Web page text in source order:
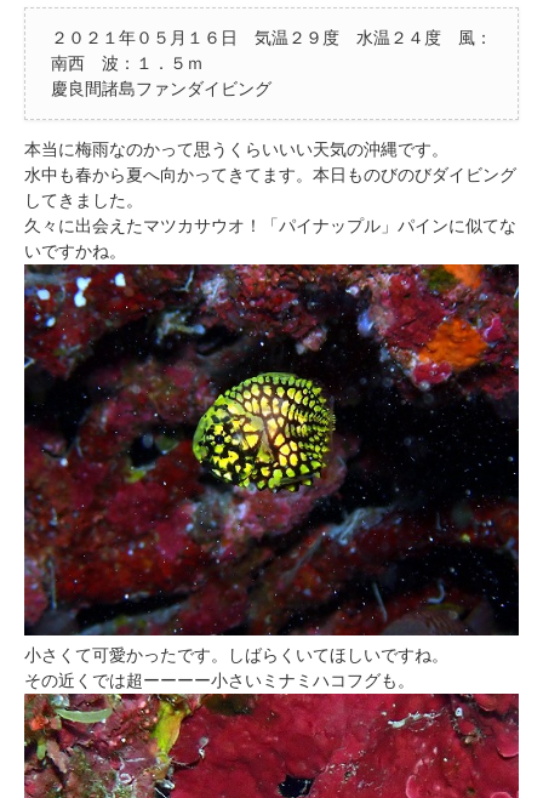
２０２１年０５月１６日 気温２９度 水温２４度 風：
南西 波：１．５ｍ
慶良間諸島ファンダイビング
本当に梅雨なのかって思うくらいいい天気の沖縄です。
水中も春から夏へ向かってきてます。本日ものびのびダイビング
してきました。
久々に出会えたマツカサウオ！「パイナップル」パインに似てな
いですかね。
小さくて可愛かったです。しばらくいてほしいですね。
その近くでは超ーーーー小さいミナミハコフグも。